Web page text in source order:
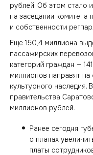
рублей. Об этом стало
на заседании комитета
и собственности
Еще 150,4 миллиона
пассажирских
категорий граждан —
миллионов направят
культурного
правительства
миллионов рублей.
Ранее сегодня
о планах
платы